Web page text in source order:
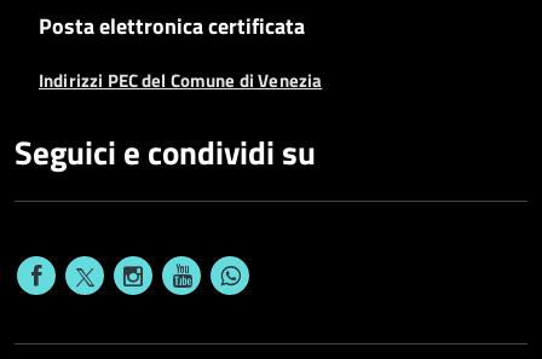
Posta elettronica certificata
Indirizzi PEC del Comune di Venezia
Seguici e condividi su